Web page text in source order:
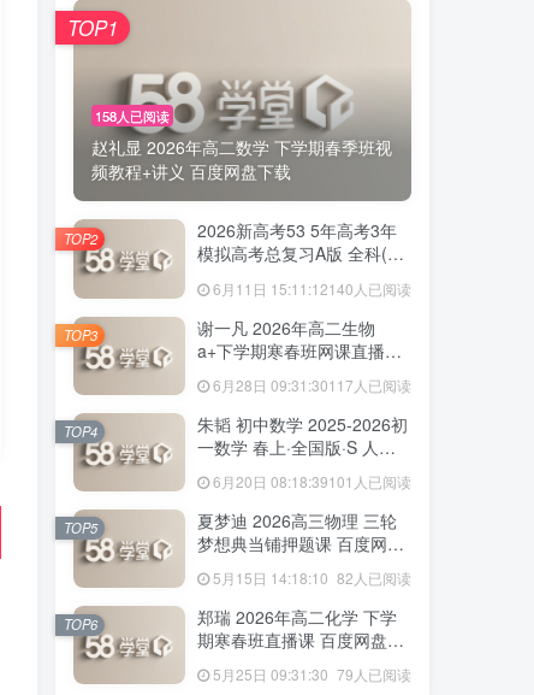
158人已阅读
赵礼显 2026年高二数学 下学期春季班视
频教程+讲义 百度网盘下载
TOP1
2026新高考53 5年高考3年
模拟高考总复习A版 全科(无
6月11日 15:11:12140人已阅读
TOP2
谢一凡 2026年高二生物
a+下学期寒春班网课直播教
6月28日 09:31:30117人已阅读
TOP3
朱韬 初中数学 2025-2026初
一数学 春上·全国版·S 人教
6月20日 08:18:39101人已阅读
TOP4
夏梦迪 2026高三物理 三轮
梦想典当铺押题课 百度网盘
5月15日 14:18:10 82人已阅读
TOP5
郑瑞 2026年高二化学 下学
期寒春班直播课 百度网盘下
5月25日 09:31:30 79人已阅读
TOP6